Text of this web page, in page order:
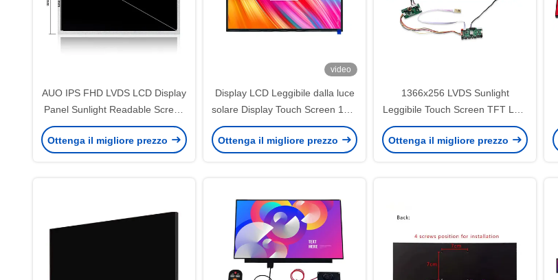
AUO IPS FHD LVDS LCD Display
Panel Sunlight Readable Screen
1920x1080 15,6 pollici
Ottenga il migliore prezzo
video
Display LCD Leggibile dalla luce
solare Display Touch Screen 13,3
Inch Personalizzato
Ottenga il migliore prezzo
1366x256 LVDS Sunlight
Leggibile Touch Screen TFT LCD
Display Panel 28 pollici
Ottenga il migliore prezzo